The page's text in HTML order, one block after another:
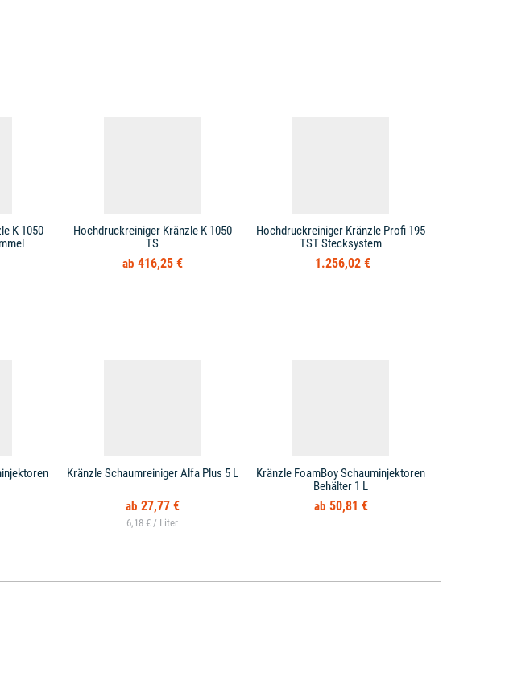
K 1050
Hochdruckreiniger Kränzle K 1050
TS
416,25 €
Hochdruckreiniger Kränzle Profi 195
TST Stecksystem
1.256,02 €
Kränzle Schaumreiniger Alfa Plus 5 L
27,77 €
6,18 € /
Kränzle FoamBoy Schauminjektoren
Behälter 1 L
50,81 €